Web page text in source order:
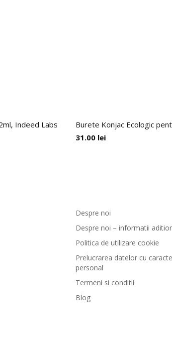
Indeed Labs
Burete Konjac Ecologic
31.00 lei
Despre noi
Despre noi – informatii
Politica de utilizare cookie
Prelucrarea datelor cu
personal
Termeni si conditii
Blog